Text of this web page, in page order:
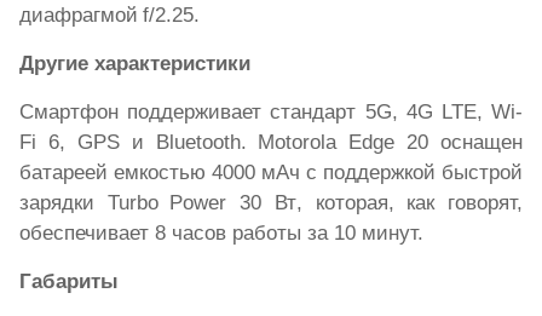
диафрагмой f/2.25.
Другие характеристики
Смартфон поддерживает стандарт 5G, 4G LTE, Wi-
Fi 6, GPS и Bluetooth. Motorola Edge 20 оснащен
батареей емкостью 4000 мАч с поддержкой быстрой
зарядки Turbo Power 30 Вт, которая, как говорят,
обеспечивает 8 часов работы за 10 минут.
Габариты